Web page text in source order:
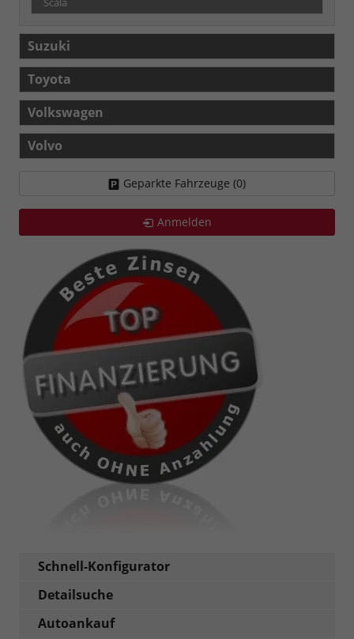
Suzuki
Toyota
Volkswagen
Volvo
Geparkte Fahrzeuge (0)
Anmelden
Schnell-Konfigurator
Detailsuche
Autoankauf